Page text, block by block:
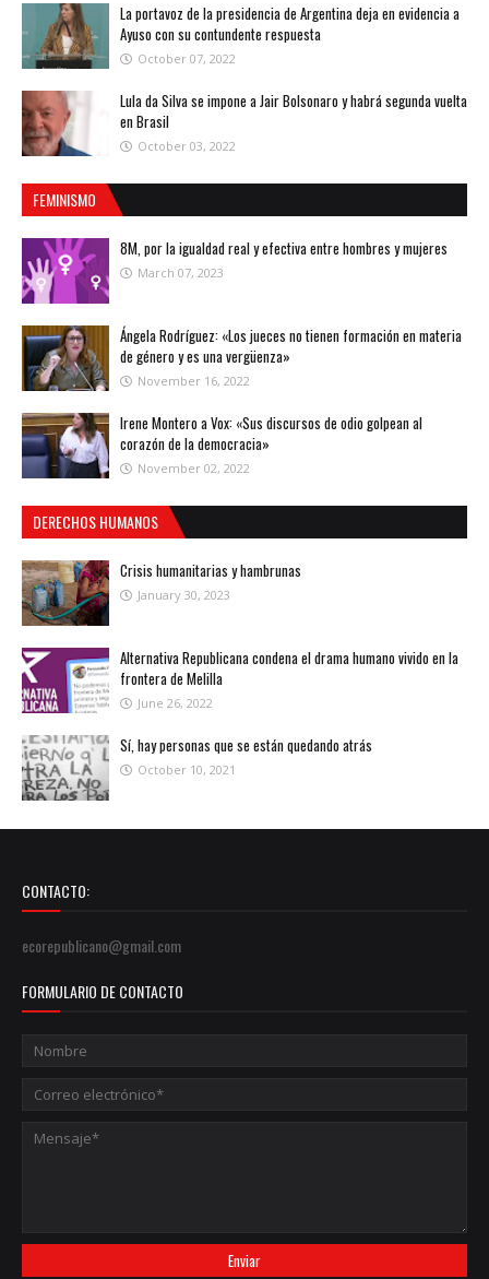
La portavoz de la presidencia de Argentina deja en evidencia a
Ayuso con su contundente respuesta
October 07, 2022
Lula da Silva se impone a Jair Bolsonaro y habrá segunda vuelta
en Brasil
October 03, 2022
FEMINISMO
8M, por la igualdad real y efectiva entre hombres y mujeres
March 07, 2023
Ángela Rodríguez: «Los jueces no tienen formación en materia
de género y es una vergüenza»
November 16, 2022
Irene Montero a Vox: «Sus discursos de odio golpean al
corazón de la democracia»
November 02, 2022
DERECHOS HUMANOS
Crisis humanitarias y hambrunas
January 30, 2023
Alternativa Republicana condena el drama humano vivido en la
frontera de Melilla
June 26, 2022
Sí, hay personas que se están quedando atrás
October 10, 2021
CONTACTO:
ecorepublicano@gmail.com
FORMULARIO DE CONTACTO